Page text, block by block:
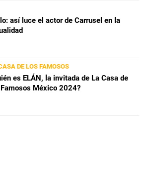
así luce el actor de Carrusel en la
DE LOS FAMOSOS
es ELÁN, la invitada de La Casa de
Famosos México 2024?